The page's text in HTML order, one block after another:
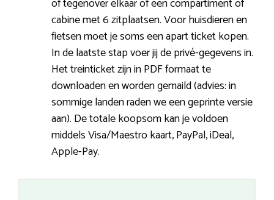
cabine met 6 zitplaatsen. Voor huisdieren en
fietsen moet je soms een apart ticket kopen.
In de laatste stap voer jij de privé-gegevens in.
Het treinticket zijn in PDF formaat te
downloaden en worden gemaild (advies: in
sommige landen raden we een geprinte versie
aan). De totale koopsom kan je voldoen
middels Visa/Maestro kaart, PayPal, iDeal,
Apple-Pay.